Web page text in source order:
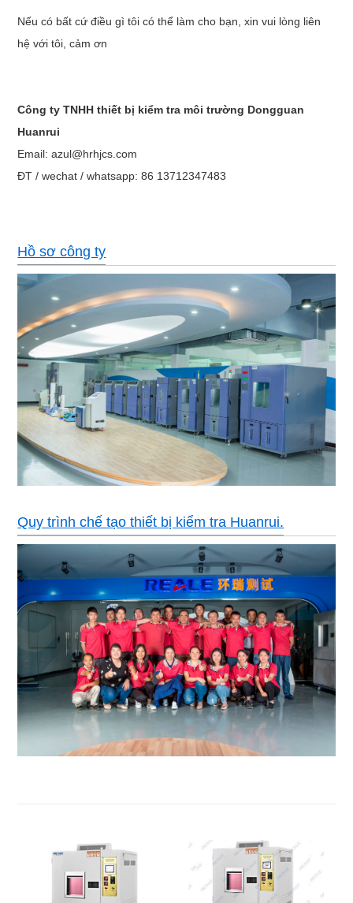
Kích thước nội
Nếu có bất cứ điều gì tôi có thể làm cho bạn, xin vui lòng liên
hệ với tôi, cảm ơn
Công ty TNHH thiết bị kiểm tra môi trường Dongguan
Huanrui
Email: azul@hrhjcs.com
ĐT / wechat / whatsapp: 86 13712347483
Hồ sơ công ty
Quy trình chế tạo thiết bị kiểm tra Huanrui.